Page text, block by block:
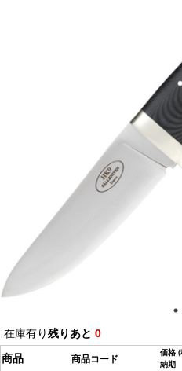
在庫有り残りあと 0
商品
商品コード 価格
納期